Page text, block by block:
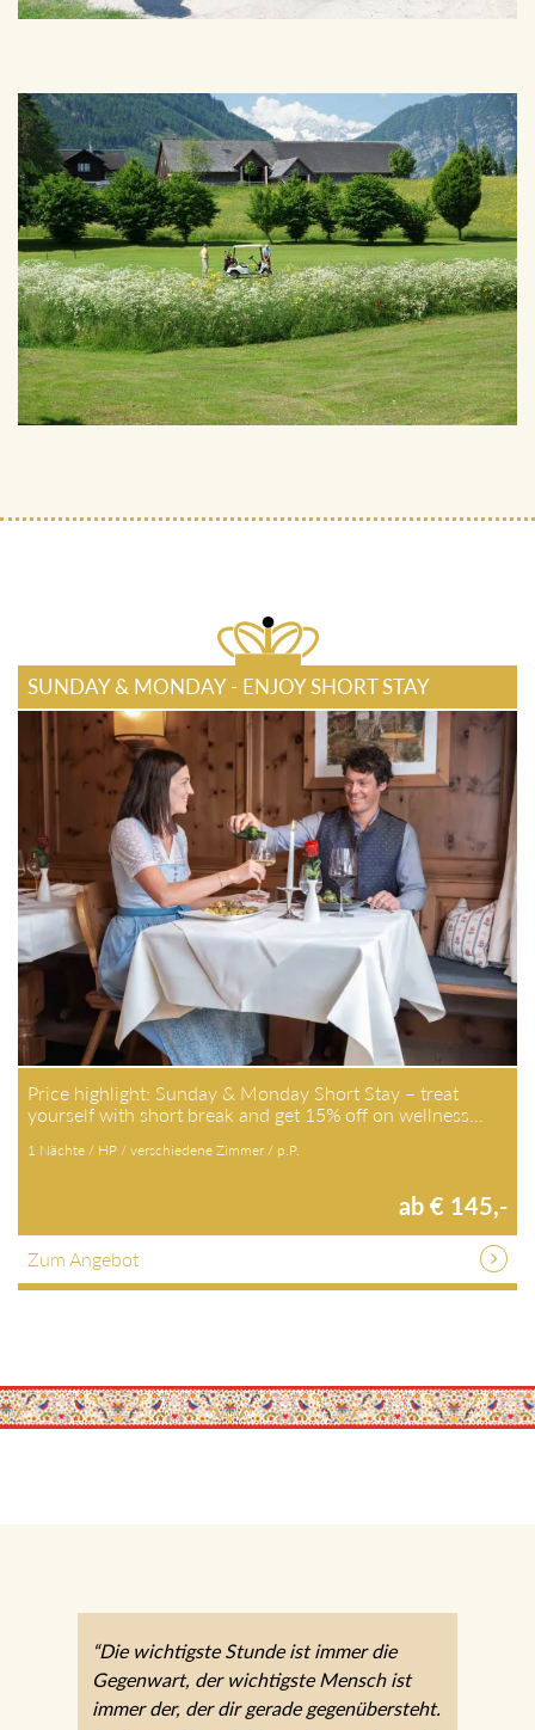
SUNDAY & MONDAY - ENJOY SHORT STAY
Price highlight: Sunday & Monday Short Stay – treat
yourself with short break and get 15% off on wellness…
1 Nächte / HP / verschiedene Zimmer / p.P.
ab € 145,-
Zum Angebot
“Die wichtigste Stunde ist immer die
Gegenwart, der wichtigste Mensch ist
immer der, der dir gerade